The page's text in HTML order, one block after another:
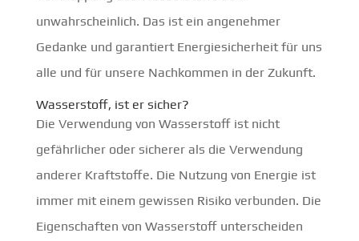
unwahrscheinlich. Das ist ein angenehmer
Gedanke und garantiert Energiesicherheit für uns
alle und für unsere Nachkommen in der Zukunft.
Wasserstoff, ist er sicher?
Die Verwendung von Wasserstoff ist nicht
gefährlicher oder sicherer als die Verwendung
anderer Kraftstoffe. Die Nutzung von Energie ist
immer mit einem gewissen Risiko verbunden. Die
Eigenschaften von Wasserstoff unterscheiden